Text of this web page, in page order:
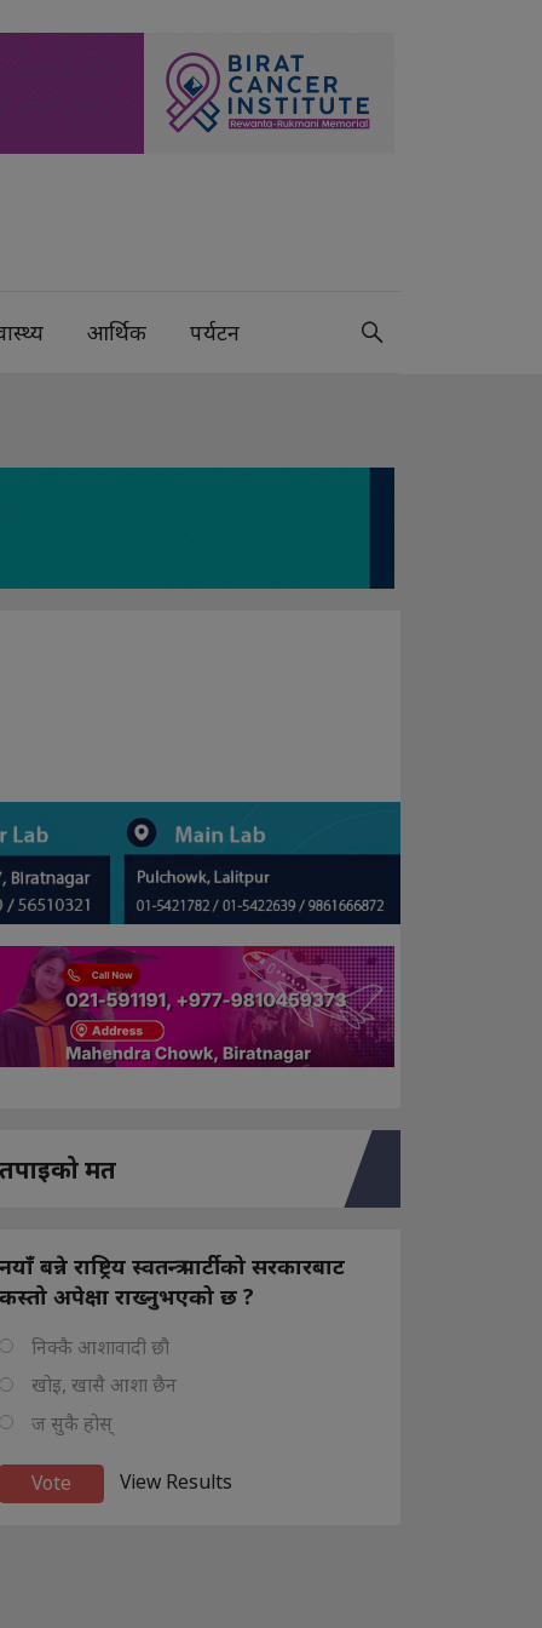
आर्थिक पर्यटन
तपाइको मत
नयाँ बन्ने राष्ट्रिय स्वतन्त्र पार्टीको सरकारबाट
कस्तो अपेक्षा राख्नुभएको छ ?
निक्कै आशावादी छौ
खोइ, खासै आशा छैन
ज सुकै होस्
View Results